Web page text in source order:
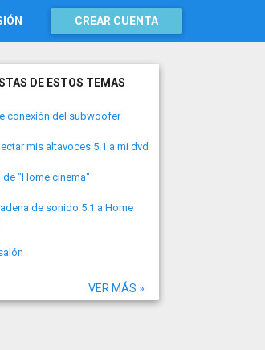
CREAR CUENTA
DE ESTOS TEMAS
conexión del subwoofer
mis altavoces 5.1 a mi dvd
de "Home cinema"
de sonido 5.1 a Home
VER MÁS »